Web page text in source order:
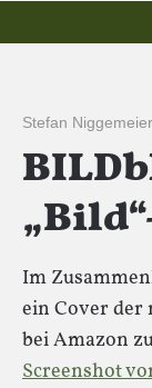
Stefan Niggemeier
Im
ein Cover der
bei Amazon
Screenshot